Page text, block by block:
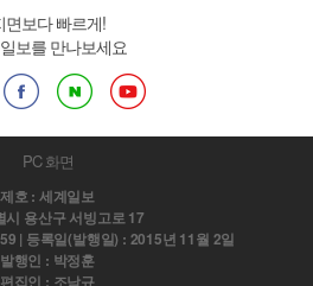
면보다 빠르게!
보를 만나보세요
PC 화면
제호 : 세계일보
시 용산구 서빙고로 17
| 등록일(발행일) : 2015년 11월 2일
발행인 : 박정훈
편집인 : 조남규